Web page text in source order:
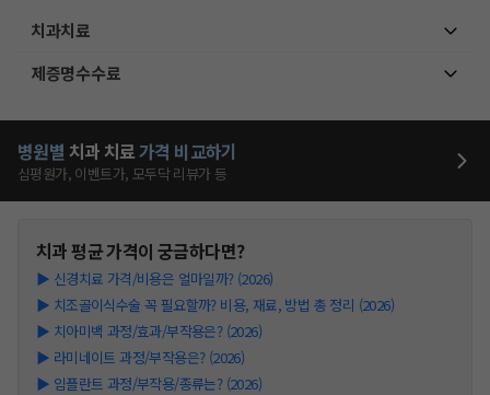
치과치료
제증명수수료
병원별 치과 치료가격 비교하기
심평원가, 이벤트가, 모두닥 리뷰가 등
치과평균 가격이 궁금하다면?
▶ 신경치료 가격/비용은 얼마일까? (2026)
▶ 치조골이식수술 꼭 필요할까? 비용, 재료, 방법 총 정리 (2026)
▶ 치아미백 과정/효과/부작용은? (2026)
▶ 라미네이트 과정/부작용은? (2026)
▶ 임플란트 과정/부작용/종류는? (2026)